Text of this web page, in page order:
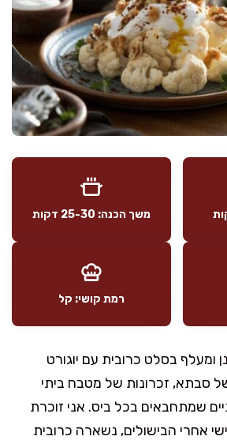
משך הכנה: 25-30 דקות
רמת קושי: קל
ומעלף בסלט כרובית עם יוגורט
סבתא, זכרונות של מטבח ביתי
שמתחבאים בכל ביס. אני זוכרת
אחרי הבישולים, נשארה כרובית